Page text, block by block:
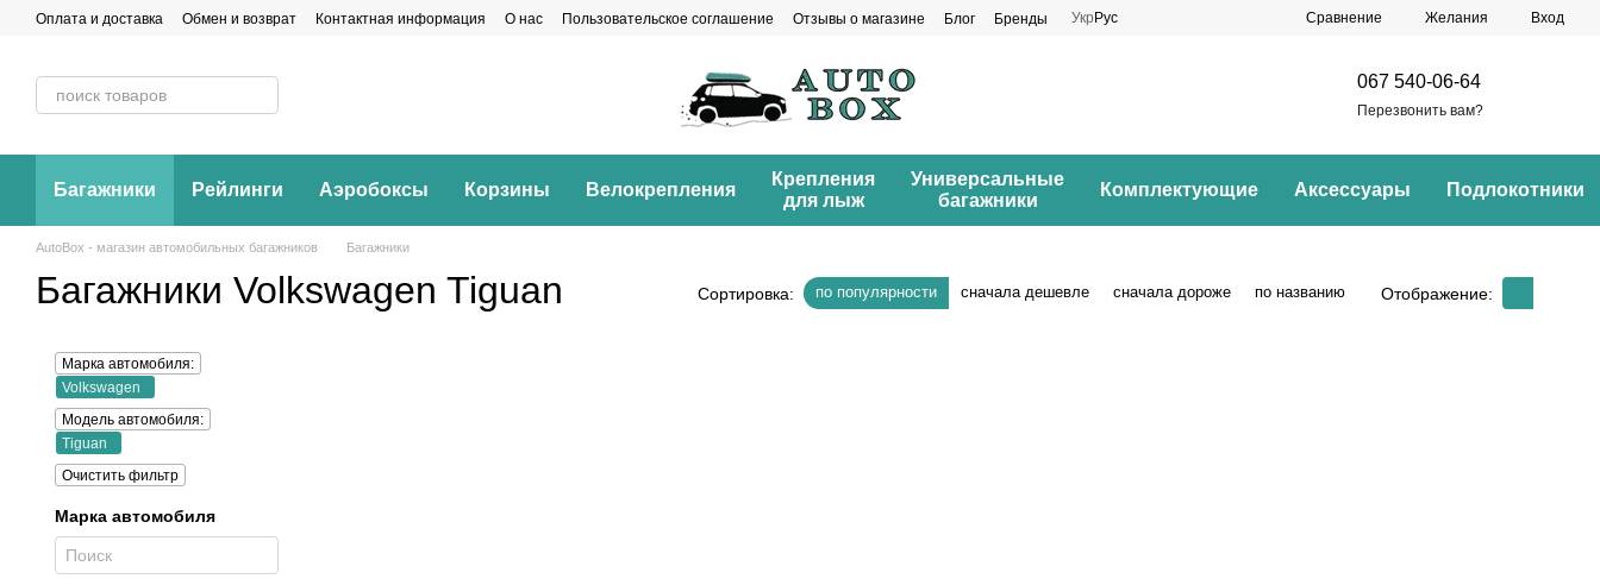
Перейти к основному контенту
Оплата и доставка Обмен и возврат Контактная информация О нас Пользовательское соглашение Отзывы о магазине Блог Бренды Укр Рус Сравнение Желания Вход
067 540-06-64
Перезвонить вам?
Багажники Рейлинги Аэробоксы Корзины Велокрепления
Крепления
для лыж
Универсальные
багажники
Комплектующие Аксессуары Подлокотники
AutoBox - магазин автомобильных багажников Багажники
Багажники Volkswagen Tiguan Сортировка: по популярности сначала дешевле сначала дороже по названию Отображение:
Марка автомобиля:
Volkswagen
Модель автомобиля:
Tiguan
Очистить фильтр
Марка автомобиля